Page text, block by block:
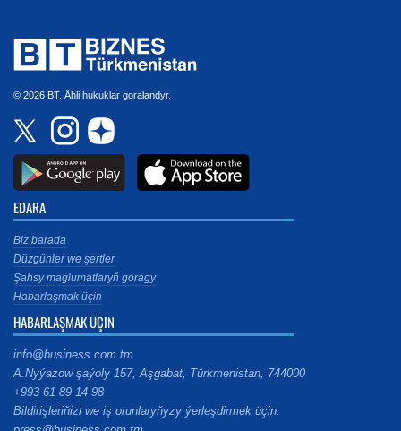
© 2026 BT. Ähli hukuklar goralandyr.
EDARA
Biz barada
Düzgünler we şertler
Şahsy maglumatlaryň goragy
Habarlaşmak üçin
HABARLAŞMAK ÜÇIN
info@business.com.tm
A.Nyýazow şaýoly 157, Aşgabat, Türkmenistan, 744000
+993 61 89 14 98
Bildirişleriňizi we iş orunlaryňyzy ýerleşdirmek üçin: